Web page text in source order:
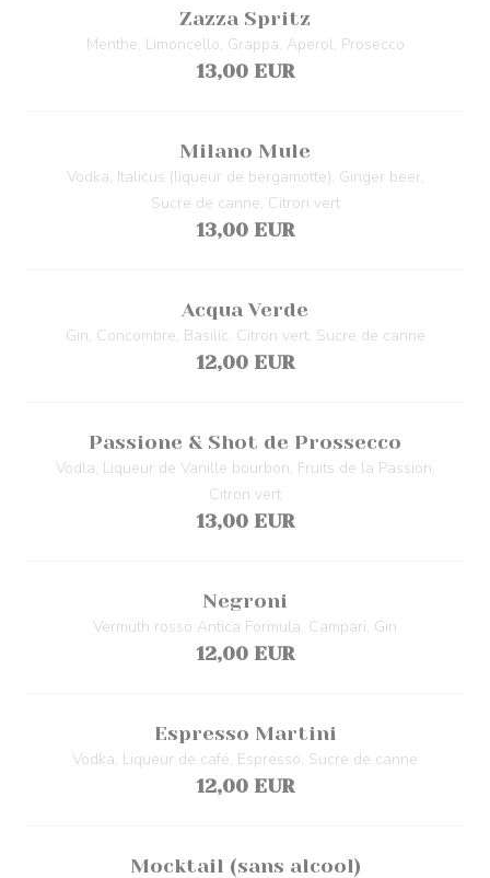
Zazza Spritz
Menthe, Limoncello, Grappa, Aperol, Prosecco
13,00 EUR
Milano Mule
Vodka, Italicus (liqueur de bergamotte), Ginger beer,
Sucre de canne, Citron vert
13,00 EUR
Acqua Verde
Gin, Concombre, Basilic, Citron vert, Sucre de canne
12,00 EUR
Passione & Shot de Prossecco
Vodla, Liqueur de Vanille bourbon, Fruits de la Passion,
Citron vert
13,00 EUR
Negroni
Vermuth rosso Antica Formula, Campari, Gin
12,00 EUR
Espresso Martini
Vodka, Liqueur de café, Espresso, Sucre de canne
12,00 EUR
Mocktail (sans alcool)